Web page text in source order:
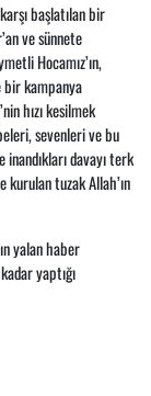
başlatılan bir
ve sünnete
Hocamız’ın,
bir kampanya
hızı kesilmek
sevenleri ve bu
davayı terk
kurulan tuzak Allah’ın
yalan haber
yaptığı